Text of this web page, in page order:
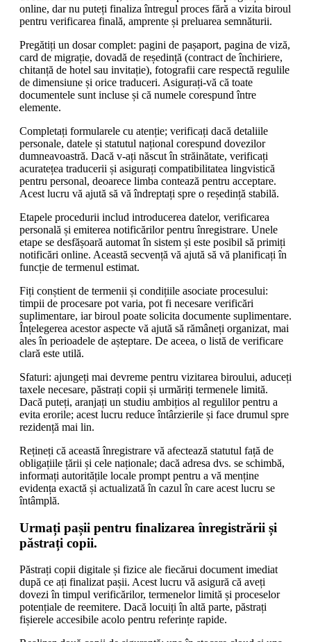
online, dar nu puteți finaliza întregul proces fără a vizita biroul
pentru verificarea finală, amprente și preluarea semnăturii.
Pregătiți un dosar complet: pagini de pașaport, pagina de viză,
card de migrație, dovadă de reședință (contract de închiriere,
chitanță de hotel sau invitație), fotografii care respectă regulile
de dimensiune și orice traduceri. Asigurați-vă că toate
documentele sunt incluse și că numele corespund între
elemente.
Completați formularele cu atenție; verificați dacă detaliile
personale, datele și statutul național corespund dovezilor
dumneavoastră. Dacă v-ați născut în străinătate, verificați
acuratețea traducerii și asigurați compatibilitatea lingvistică
pentru personal, deoarece limba contează pentru acceptare.
Acest lucru vă ajută să vă îndreptați spre o reședință stabilă.
Etapele procedurii includ introducerea datelor, verificarea
personală și emiterea notificărilor pentru înregistrare. Unele
etape se desfășoară automat în sistem și este posibil să primiți
notificări online. Această secvență vă ajută să vă planificați în
funcție de termenul estimat.
Fiți conștient de termenii și condițiile asociate procesului:
timpii de procesare pot varia, pot fi necesare verificări
suplimentare, iar biroul poate solicita documente suplimentare.
Înțelegerea acestor aspecte vă ajută să rămâneți organizat, mai
ales în perioadele de așteptare. De aceea, o listă de verificare
clară este utilă.
Sfaturi: ajungeți mai devreme pentru vizitarea biroului, aduceți
taxele necesare, păstrați copii și urmăriți termenele limită.
Dacă puteți, aranjați un studiu ambițios al regulilor pentru a
evita erorile; acest lucru reduce întârzierile și face drumul spre
rezidență mai lin.
Rețineți că această înregistrare vă afectează statutul față de
obligațiile țării și cele naționale; dacă adresa dvs. se schimbă,
informați autoritățile locale prompt pentru a vă menține
evidența exactă și actualizată în cazul în care acest lucru se
întâmplă.
Urmați pașii pentru finalizarea înregistrării și
păstrați copii.
Păstrați copii digitale și fizice ale fiecărui document imediat
după ce ați finalizat pașii. Acest lucru vă asigură că aveți
dovezi în timpul verificărilor, termenelor limită și proceselor
potențiale de reemitere. Dacă locuiți în altă parte, păstrați
fișierele accesibile acolo pentru referințe rapide.